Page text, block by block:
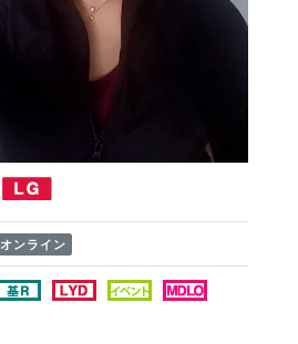
オンライン